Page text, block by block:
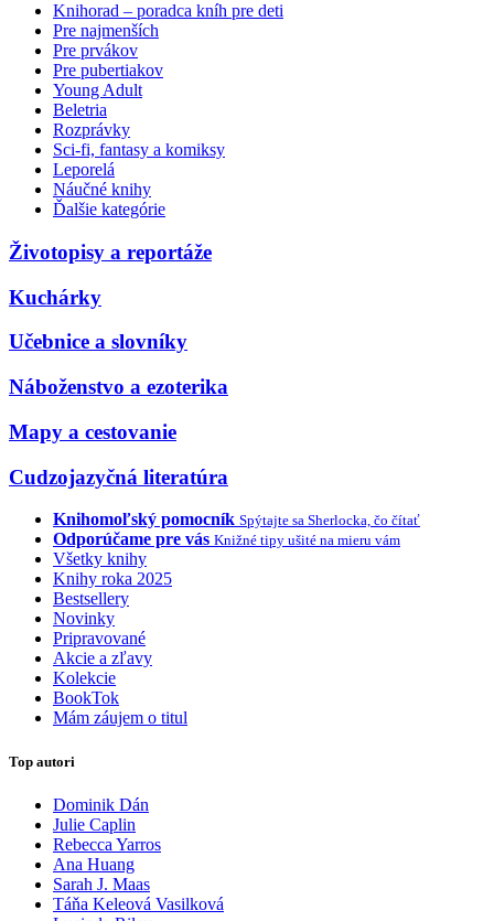
Knihorad – poradca kníh pre deti
Pre najmenších
Pre prvákov
Pre pubertiakov
Young Adult
Beletria
Rozprávky
Sci-fi, fantasy a komiksy
Leporelá
Náučné knihy
Ďalšie kategórie
Životopisy a reportáže
Kuchárky
Učebnice a slovníky
Náboženstvo a ezoterika
Mapy a cestovanie
Cudzojazyčná literatúra
Knihomoľský pomocník Spýtajte sa Sherlocka, čo čítať
Odporúčame pre vás Knižné tipy ušité na mieru vám
Všetky knihy
Knihy roka 2025
Bestsellery
Novinky
Pripravované
Akcie a zľavy
Kolekcie
BookTok
Mám záujem o titul
Top autori
Dominik Dán
Julie Caplin
Rebecca Yarros
Ana Huang
Sarah J. Maas
Táňa Keleová Vasilková